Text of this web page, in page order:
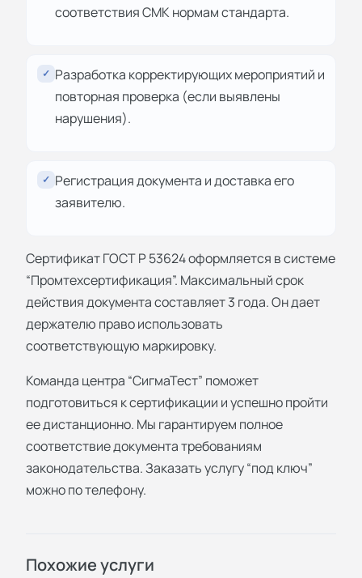
соответствия СМК нормам стандарта.
✓ Разработка корректирующих мероприятий и
повторная проверка (если выявлены
нарушения).
✓ Регистрация документа и доставка его
заявителю.
Сертификат ГОСТ Р 53624 оформляется в системе
“Промтехсертификация”. Максимальный срок
действия документа составляет 3 года. Он дает
держателю право использовать
соответствующую маркировку.
Команда центра “СигмаТест” поможет
подготовиться к сертификации и успешно пройти
ее дистанционно. Мы гарантируем полное
соответствие документа требованиям
законодательства. Заказать услугу “под ключ”
можно по телефону.
Похожие услуги